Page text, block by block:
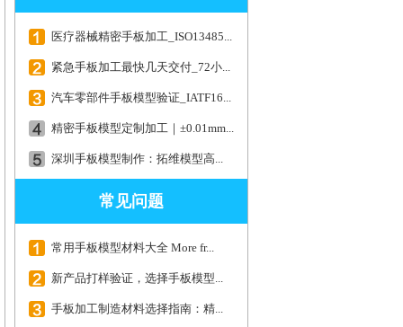
医疗器械精密手板加工_ISO13485...
紧急手板加工最快几天交付_72小...
汽车零部件手板模型验证_IATF16...
精密手板模型定制加工｜±0.01mm...
深圳手板模型制作：拓维模型高...
常见问题
常用手板模型材料大全 More fr...
新产品打样验证，选择手板模型...
手板加工制造材料选择指南：精...